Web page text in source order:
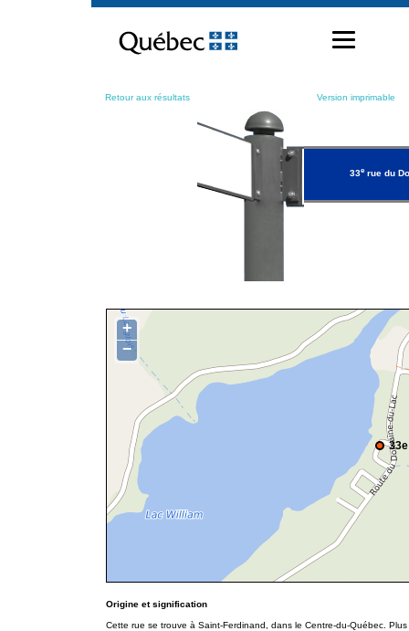
contenu
Retour aux résultats Version imprimable
33erue du
+
−
Origine et signification
Cette rue se trouve à Saint-Ferdinand, dans le Centre-du-Québec.